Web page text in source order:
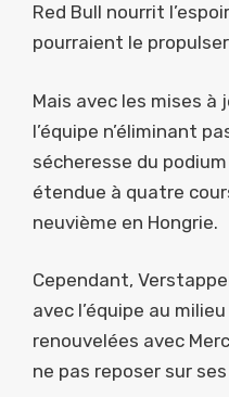
Red Bull nourrit
pourraient le
Mais avec les mises à
l’équipe n’éliminant
sécheresse du
étendue à quatre
neuvième en Hongrie.
Cependant,
avec l’équipe au
renouvelées avec
ne pas reposer sur